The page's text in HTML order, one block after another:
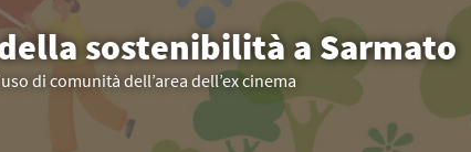
sostenibilità a Sarmato
di comunità dell’area dell’ex cinema